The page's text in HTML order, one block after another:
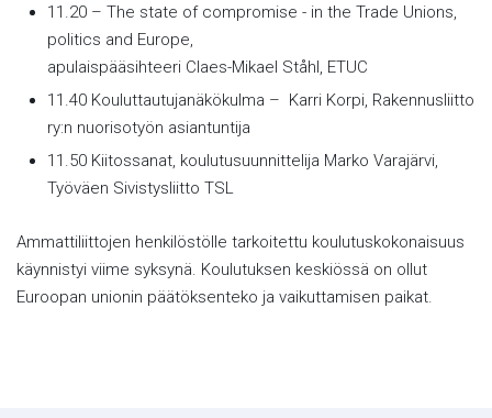
11.20 – The state of compromise - in the Trade Unions,
politics and Europe,
apulaispääsihteeri Claes-Mikael Ståhl, ETUC
11.40 Kouluttautujanäkökulma – Karri Korpi, Rakennusliitto
ry:n nuorisotyön asiantuntija
11.50 Kiitossanat, koulutusuunnittelija Marko Varajärvi,
Työväen Sivistysliitto TSL
Ammattiliittojen henkilöstölle tarkoitettu koulutuskokonaisuus
käynnistyi viime syksynä. Koulutuksen keskiössä on ollut
Euroopan unionin päätöksenteko ja vaikuttamisen paikat.